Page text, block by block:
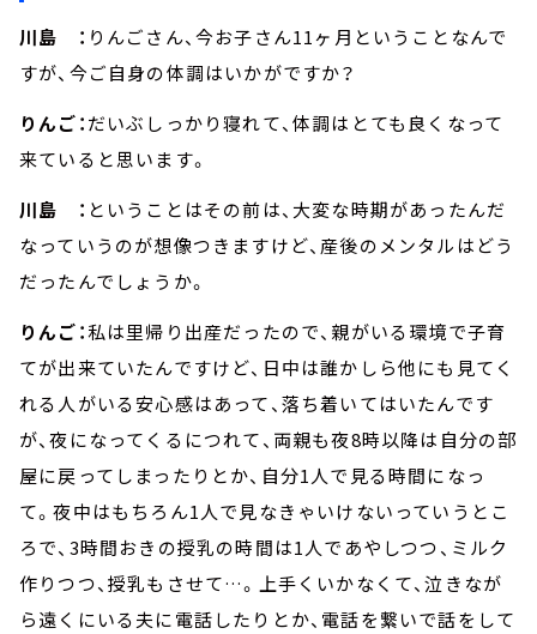
川島 ： りんごさん、今お子さん11ヶ月ということなんで
すが、今ご自身の体調はいかがですか？
りんご：だいぶしっかり寝れて、体調はとても良くなって
来ていると思います。
川島 ： ということはその前は、大変な時期があったんだ
なっていうのが想像つきますけど、産後のメンタルはどう
だったんでしょうか。
りんご：私は里帰り出産だったので、親がいる環境で子育
てが出来ていたんですけど、日中は誰かしら他にも見てく
れる人がいる安心感はあって、落ち着いてはいたんです
が、夜になってくるにつれて、両親も夜8時以降は自分の部
屋に戻ってしまったりとか、自分1人で見る時間になっ
て。夜中はもちろん1人で見なきゃいけないっていうとこ
ろで、3時間おきの授乳の時間は1人であやしつつ、ミルク
作りつつ、授乳もさせて…。上手くいかなくて、泣きなが
ら遠くにいる夫に電話したりとか、電話を繋いで話をして